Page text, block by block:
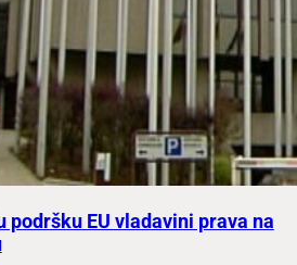
EU vladavini prava na